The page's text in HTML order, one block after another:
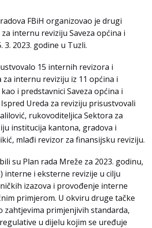
FBiH organizovao je drugi
internu reviziju Saveza općina i
3. 2023. godine u Tuzli.
15 internih revizora i
za internu reviziju iz 11 općina i
i predstavnici Saveza općina i
Ureda za reviziju prisustvovali
rukovoditeljica Sektora za
institucija kantona, gradova i
mlađi revizor za finansijsku reviziju.
su Plan rada Mreže za 2023. godinu,
interne i eksterne revizije u cilju
izazova i provođenje interne
primjerom. U okviru druge tačke
zahtjevima primjenjivih standarda,
u dijelu kojim se uređuje